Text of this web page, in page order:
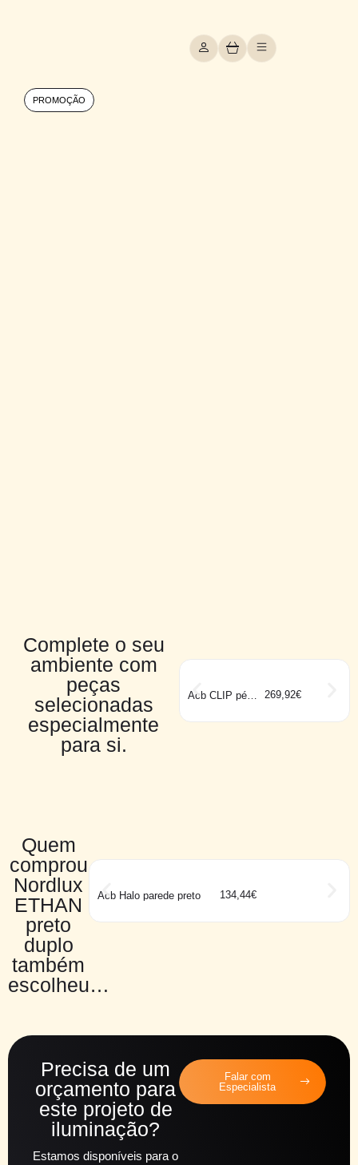
PROMOÇÃO
Complete o seu
ambiente com
peças
selecionadas
especialmente
para si.
Acb CLIP pé
269,92€
Quem
comprou
Nordlux
ETHAN
preto
duplo
também
escolheu…
Acb Halo parede preto 134,44€
Precisa de um
orçamento para
este projeto de
iluminação?
Estamos disponíveis para o
Falar com
Especialista